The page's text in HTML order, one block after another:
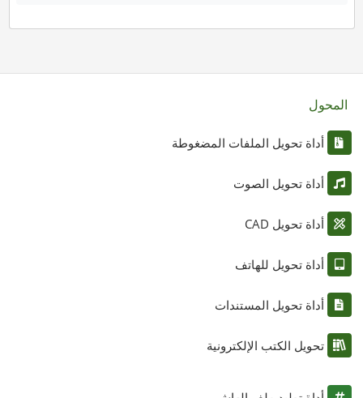
المحول
أداة تحويل الملفات المضغوطة
أداة تحويل الصوت
أداة تحويل CAD
أداة تحويل للهاتف
أداة تحويل المستندات
تحويل الكتب الإلكترونية